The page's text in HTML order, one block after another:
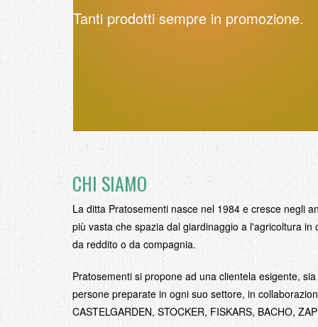
Tanti prodotti sempre in promozione.
CHI SIAMO
La ditta Pratosementi nasce nel 1984 e cresce negli
più vasta che spazia dal giardinaggio a l'agricoltura
da reddito o da compagnia.
Pratosementi si propone ad una clientela esigente,
persone preparate in ogni suo settore, in
CASTELGARDEN, STOCKER, FISKARS, BACHO,